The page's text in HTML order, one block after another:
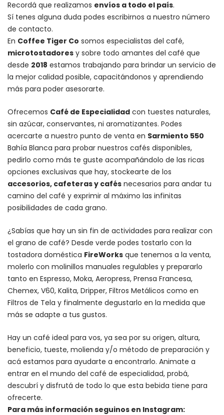
Recordá que realizamos envíos a todo el país.
Sí tenes alguna duda podes escribirnos a nuestro número
de contacto.
En Coffee Tiger Co somos especialistas del café,
microtostadores y sobre todo amantes del café que
desde 2018 estamos trabajando para brindar un servicio de
la mejor calidad posible, capacitándonos y aprendiendo
más para poder asesorarte.
Ofrecemos Café de Especialidad con tuestes naturales,
sin azúcar, conservantes, ni aromatizantes. Podes
acercarte a nuestro punto de venta en Sarmiento 550
Bahía Blanca para probar nuestros cafés disponibles,
pedirlo como más te guste acompañándolo de las ricas
opciones exclusivas que hay, stockearte de los
accesorios, cafeteras y cafés necesarios para andar tu
camino del café y exprimir al máximo las infinitas
posibilidades de cada grano.
¿Sabías que hay un sin fin de actividades para realizar con
el grano de café? Desde verde podes tostarlo con la
tostadora doméstica FireWorks que tenemos a la venta,
molerlo con molinillos manuales regulables y prepararlo
tanto en Espresso, Moka, Aeropress, Prensa Francesa,
Chemex, V60, Kalita, Dripper, Filtros Metálicos como en
Filtros de Tela y finalmente degustarlo en la medida que
más se adapte a tus gustos.
Hay un café ideal para vos, ya sea por su origen, altura,
beneficio, tueste, molienda y/o método de preparación y
acá estamos para ayudarte a encontrarlo. Animate a
entrar en el mundo del café de especialidad, probá,
descubrí y disfrutá de todo lo que esta bebida tiene para
ofrecerte.
Para más información seguinos en Instagram: